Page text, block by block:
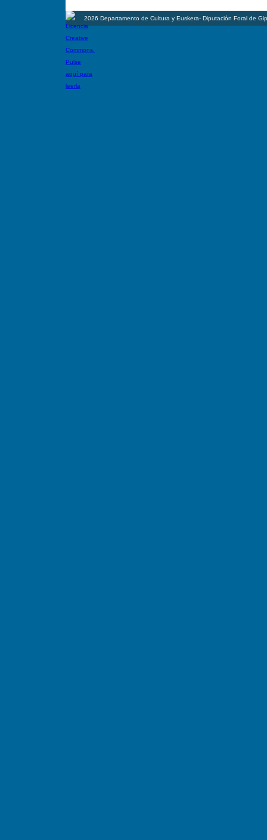
2026 Departamento de Cultura y Euskera- Diputación Foral de